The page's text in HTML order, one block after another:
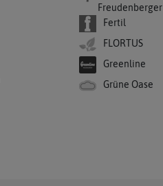
Freudenberger
Fertil
FLORTUS
Greenline
Grüne Oase